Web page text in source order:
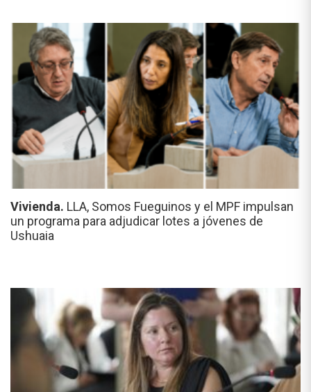
Vivienda. LLA, Somos Fueguinos y el MPF impulsan
un programa para adjudicar lotes a jóvenes de
Ushuaia